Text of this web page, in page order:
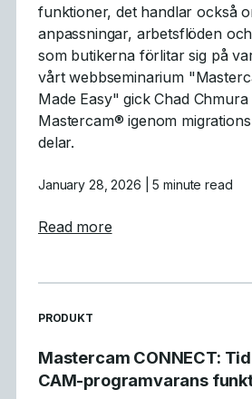
funktioner, det handlar också
anpassningar, arbetsflöden
som butikerna förlitar sig på
vårt webbseminarium
Made Easy" gick Chad
Mastercam® igenom
delar.
January 28, 2026 | 5 minute read
Read moreabout Vad vi lärde
READ MORE ARTICLES ABOUT
PRODUKT
Mastercam CONNECT:
CAM-programvarans